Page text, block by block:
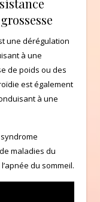
une dérégulation
à une
de poids ou des
est également
à une
maladies du
du sommeil.